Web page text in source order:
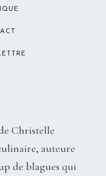
Christelle
auteure
de blagues qui